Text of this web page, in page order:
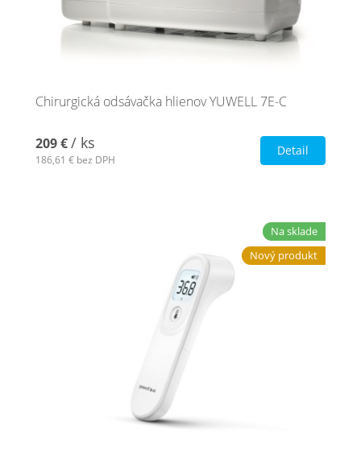
Chirurgická odsávačka hlienov YUWELL 7E-C
209 €/ ks
186,61 € bez DPH
Detail
Na sklade
Nový produkt